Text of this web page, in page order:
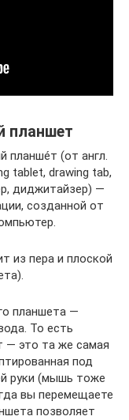
планшет
планше́т (от англ.
tablet, drawing tab,
диджитайзер) —
созданной от
из пера и плоской
планшета —
То есть
— это та же самая
под
руки (мышь тоже
вы перемещаете
позволяет